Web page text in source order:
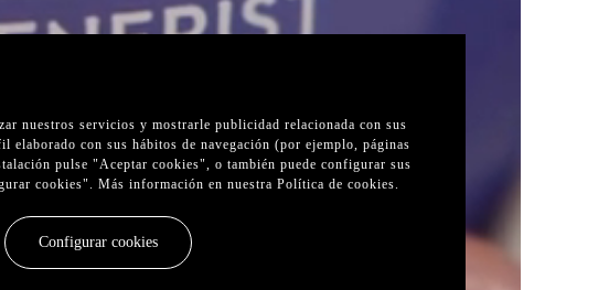
nuestros servicios y mostrarle publicidad relacionada con sus
elaborado con sus hábitos de navegación (por ejemplo, páginas
pulse "Aceptar cookies", o también puede configurar sus
cookies". Más información en nuestra Política de cookies.
Configurar cookies